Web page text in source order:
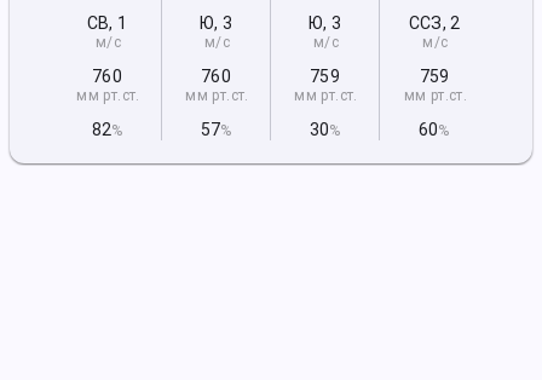
СВ, 1
м/с
760
мм рт.ст.
82%
Ю, 3
м/с
760
мм рт.ст.
57%
Ю, 3
м/с
759
мм рт.ст.
30%
ССЗ, 2
м/с
759
мм рт.ст.
60%